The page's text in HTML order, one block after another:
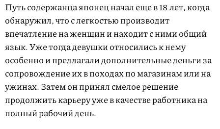
Путь содержанца японец начал еще в 18 лет, когда
обнаружил, что с легкостью производит
впечатление на женщин и находит с ними общий
язык. Уже тогда девушки относились к нему
особенно и предлагали дополнительные деньги за
сопровождение их в походах по магазинам или на
ужинах. Затем он принял смелое решение
продолжить карьеру уже в качестве работника на
полный рабочий день.